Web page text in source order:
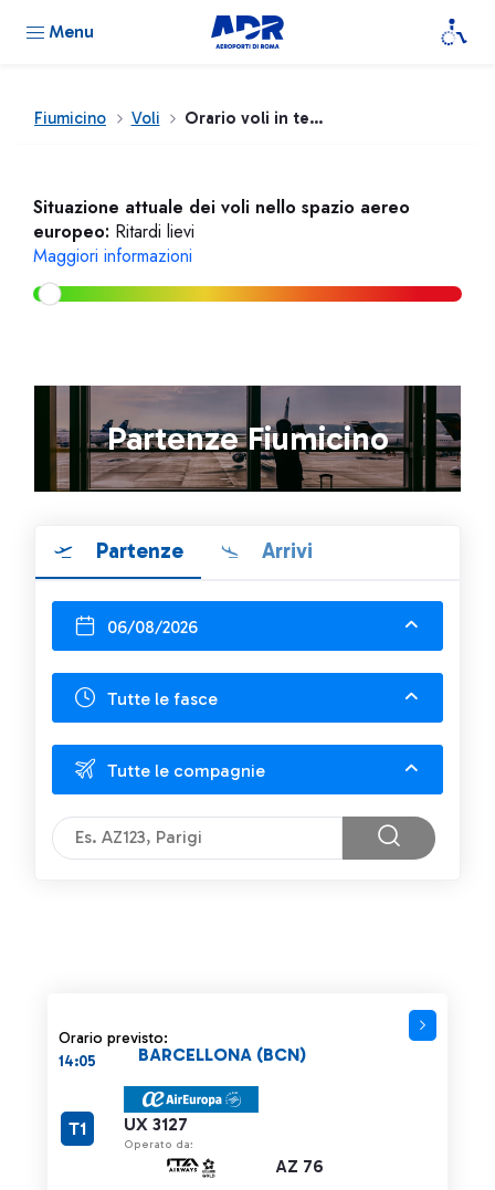
Menu
Fiumicino Voli Orario voli in tempo reale
Situazione attuale dei voli nello spazio aereo
europeo: Ritardi lievi
Maggiori informazioni
Partenze Fiumicino
Partenze Arrivi
06/08/2026
Tutte le fasce
Tutte le compagnie
Orario previsto:
14:05
UX 3127
Operato da:
AZ 76
BARCELLONA (BCN)
T1